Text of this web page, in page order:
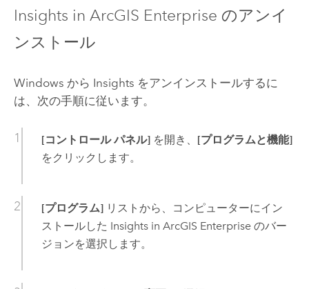
Insights in ArcGIS Enterprise のアンイ
ンストール
Windows から Insights をアンインストールするに
は、次の手順に従います。
[コントロール パネル]を開き、 [プログラムと機能]
をクリックします。
[プログラム]リストから、コンピューターにイン
ストールした Insights in ArcGIS Enterpriseのバー
ジョンを選択します。